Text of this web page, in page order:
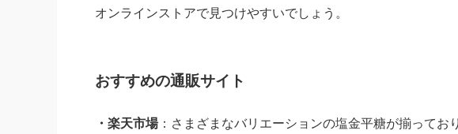
オンラインストアで見つけやすいでしょう。
おすすめの通販サイト
・楽天市場：さまざまなバリエーションの塩金平糖が揃ってお